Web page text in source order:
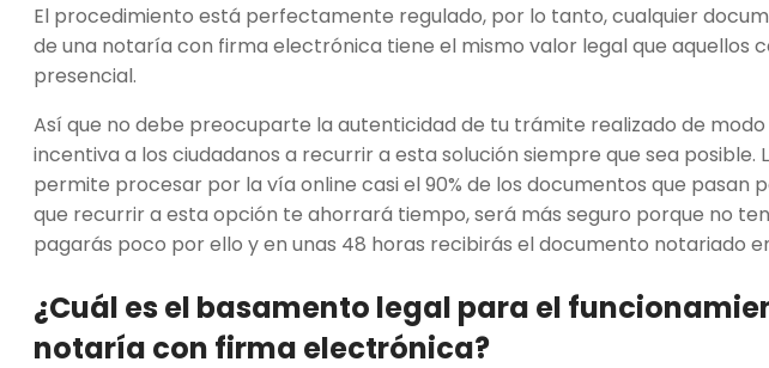
El procedimiento está perfectamente regulado, por lo tanto, cualquier
de una notaría con firma electrónica tiene el mismo valor legal que aquellos
presencial.
Así que no debe preocuparte la autenticidad de tu trámite realizado de
incentiva a los ciudadanos a recurrir a esta solución siempre que sea
permite procesar por la vía online casi el 90% de los documentos que pasan
que recurrir a esta opción te ahorrará tiempo, será más seguro porque no
pagarás poco por ello y en unas 48 horas recibirás el documento notariado
¿Cuál es el basamento legal para el
notaría con firma electrónica?